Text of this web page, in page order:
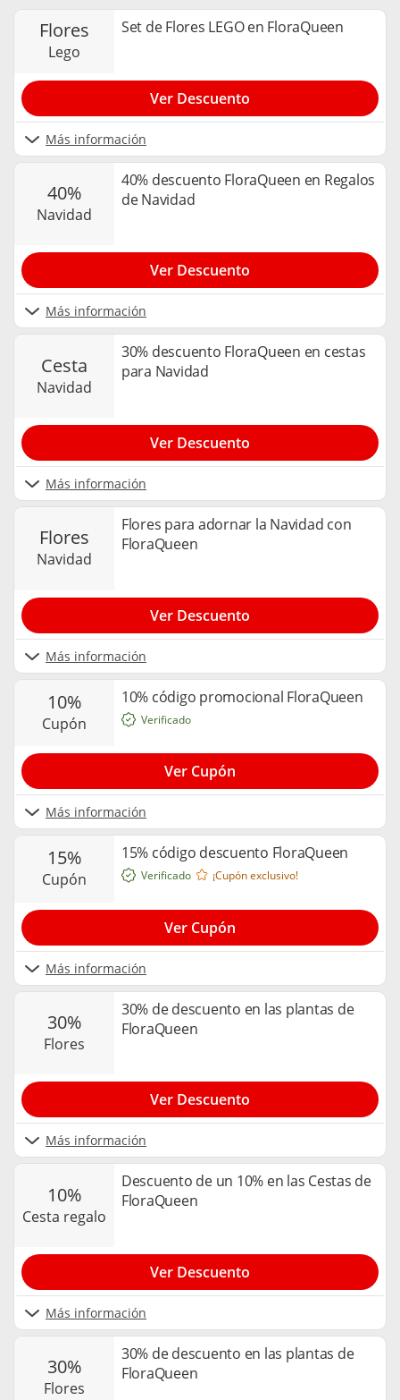
flores
lego
Set de Flores LEGO en FloraQueen
Más información
Ver Descuento
40%
navidad
40% descuento FloraQueen en Regalos
de Navidad
Más información
Ver Descuento
cesta
navidad
30% descuento FloraQueen en cestas
para Navidad
Más información
Ver Descuento
flores
navidad
Flores para adornar la Navidad con
FloraQueen
Más información
Ver Descuento
10%
cupón
10% código promocional FloraQueen
Más información
Verificado
Ver Cupón
15%
cupón
15% código descuento FloraQueen
Más información
¡Cupón exclusivo!
Verificado
Ver Cupón
30%
flores
30% de descuento en las plantas de
FloraQueen
Más información
Ver Descuento
10%
cesta regalo
Descuento de un 10% en las Cestas de
FloraQueen
Más información
Ver Descuento
30%
flores
30% de descuento en las plantas de
FloraQueen